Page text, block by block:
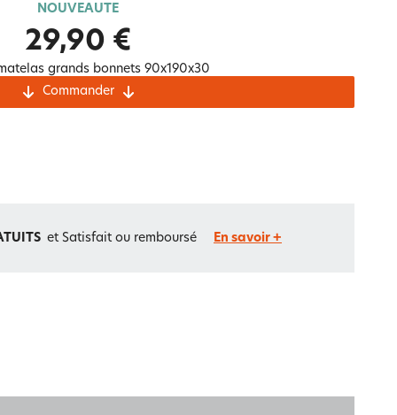
NOUVEAUTÉ
29,90 €
grands bonnets 90x190x30
Commander
et Satisfait ou remboursé En savoir +